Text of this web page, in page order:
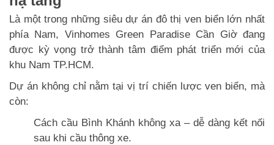
Là một trong những siêu dự án đô thị ven biển lớn nhất
phía Nam, Vinhomes Green Paradise Cần Giờ đang
được kỳ vọng trở thành tâm điểm phát triển mới của
khu Nam TP.HCM.
Dự án không chỉ nằm tại vị trí chiến lược ven biển, mà
còn:
Cách cầu Bình Khánh không xa – dễ dàng kết nối
sau khi cầu thông xe.